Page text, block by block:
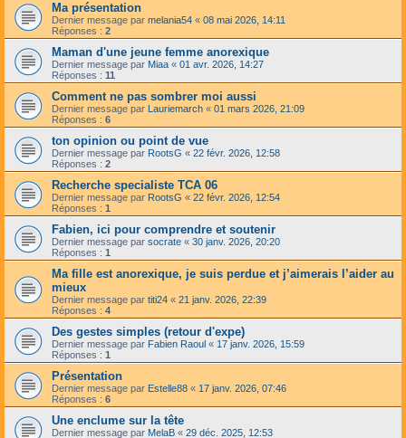
Ma présentation
Dernier message par melania54 « 08 mai 2026, 14:11
Réponses : 2
Maman d'une jeune femme anorexique
Dernier message par Miaa « 01 avr. 2026, 14:27
Réponses : 11
Comment ne pas sombrer moi aussi
Dernier message par Lauriemarch « 01 mars 2026, 21:09
Réponses : 6
ton opinion ou point de vue
Dernier message par RootsG « 22 févr. 2026, 12:58
Réponses : 2
Recherche specialiste TCA 06
Dernier message par RootsG « 22 févr. 2026, 12:54
Réponses : 1
Fabien, ici pour comprendre et soutenir
Dernier message par socrate « 30 janv. 2026, 20:20
Réponses : 1
Ma fille est anorexique, je suis perdue et j’aimerais l’aider au
mieux
Dernier message par titi24 « 21 janv. 2026, 22:39
Réponses : 4
Des gestes simples (retour d'expe)
Dernier message par Fabien Raoul « 17 janv. 2026, 15:59
Réponses : 1
Présentation
Dernier message par Estelle88 « 17 janv. 2026, 07:46
Réponses : 6
Une enclume sur la tête
Dernier message par MelaB « 29 déc. 2025, 12:53